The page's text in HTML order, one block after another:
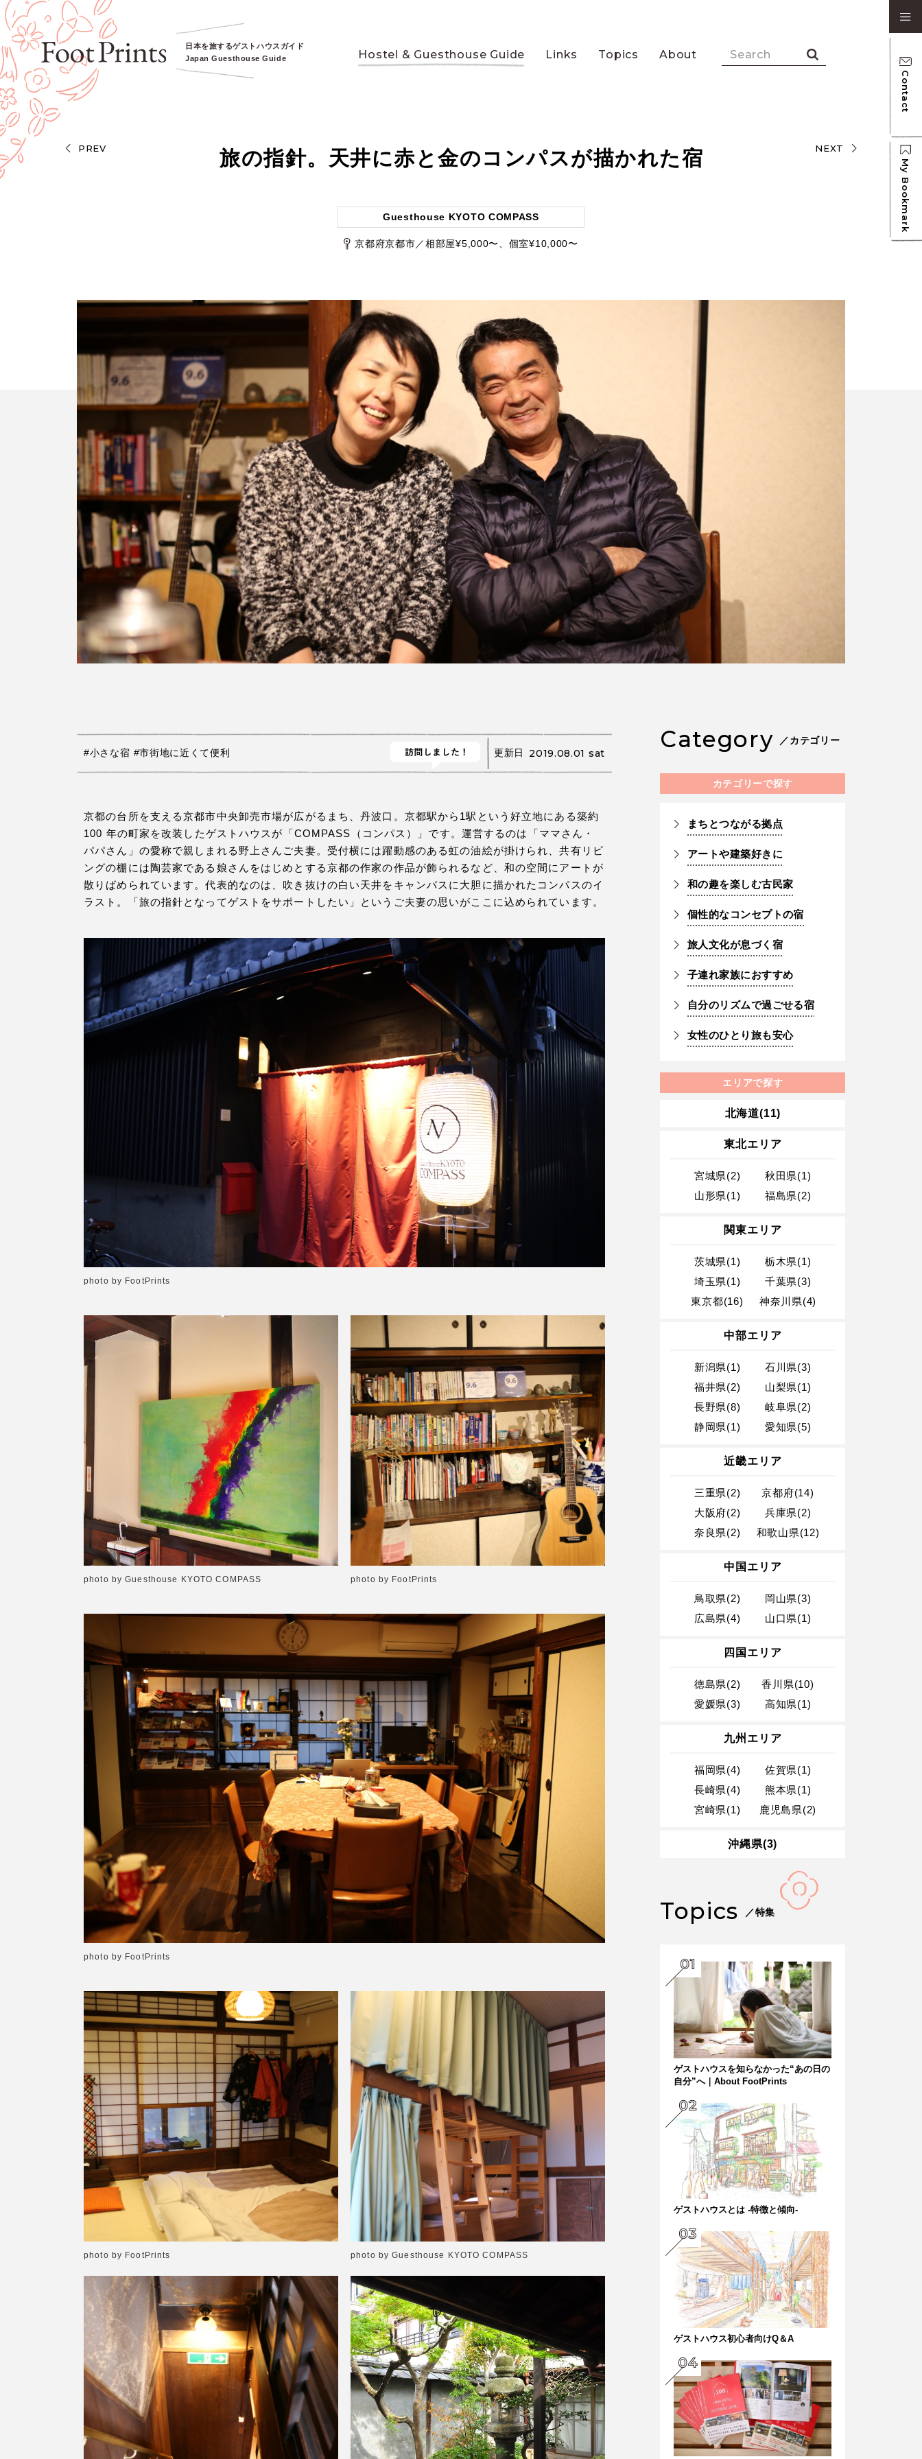
日本を旅するゲストハウスガイド
Japan Guesthouse Guide
Hostel & Guesthouse Guide Links Topics About
Contact
My Bookmark
PREV NEXT
旅の指針。天井に赤と金のコンパスが描かれた宿
Guesthouse KYOTO COMPASS
京都府京都市／相部屋¥5,000〜、個室¥10,000〜
#小さな宿 #市街地に近くて便利 更新日 2019.08.01 sat
京都の台所を支える京都市中央卸売市場が広がるまち、丹波口。京都駅から1駅という好立地にある築約
100 年の町家を改装したゲストハウスが「COMPASS（コンパス）」です。運営するのは「ママさん・
パパさん」の愛称で親しまれる野上さんご夫妻。受付横には躍動感のある虹の油絵が掛けられ、共有リビ
ングの棚には陶芸家である娘さんをはじめとする京都の作家の作品が飾られるなど、和の空間にアートが
散りばめられています。代表的なのは、吹き抜けの白い天井をキャンバスに大胆に描かれたコンパスのイ
ラスト。「旅の指針となってゲストをサポートしたい」というご夫妻の思いがここに込められています。
photo by FootPrints
photo by Guesthouse KYOTO COMPASS photo by FootPrints
photo by FootPrints
photo by FootPrints photo by Guesthouse KYOTO COMPASS
Category ／カテゴリー
カテゴリーで探す
まちとつながる拠点
アートや建築好きに
和の趣を楽しむ古民家
個性的なコンセプトの宿
旅人文化が息づく宿
子連れ家族におすすめ
自分のリズムで過ごせる宿
女性のひとり旅も安心
エリアで探す
北海道(11)
東北エリア
宮城県(2)
秋田県(1)
山形県(1)
福島県(2)
関東エリア
茨城県(1)
栃木県(1)
埼玉県(1)
千葉県(3)
東京都(16)
神奈川県(4)
中部エリア
新潟県(1)
石川県(3)
福井県(2)
山梨県(1)
長野県(8)
岐阜県(2)
静岡県(1)
愛知県(5)
近畿エリア
三重県(2)
京都府(14)
大阪府(2)
兵庫県(2)
奈良県(2)
和歌山県(12)
中国エリア
鳥取県(2)
岡山県(3)
広島県(4)
山口県(1)
四国エリア
徳島県(2)
香川県(10)
愛媛県(3)
高知県(1)
九州エリア
福岡県(4)
佐賀県(1)
長崎県(4)
熊本県(1)
宮崎県(1)
鹿児島県(2)
沖縄県(3)
Topics ／特集
ゲストハウスを知らなかった“あの日の
自分”へ｜About FootPrints
ゲストハウスとは -特徴と傾向-
ゲストハウス初心者向けQ＆A